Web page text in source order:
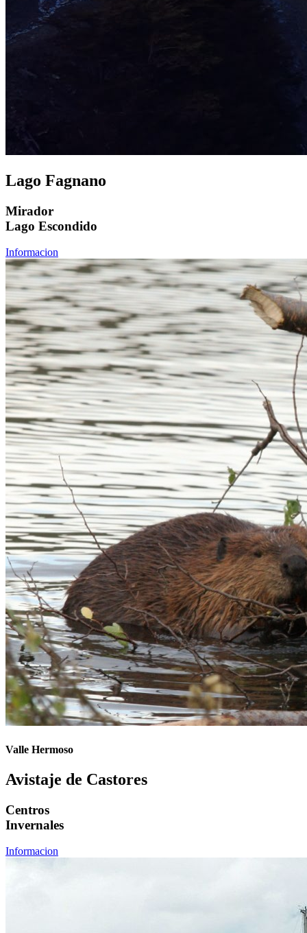
Lago Fagnano
Mirador
Lago Escondido
Informacion
Valle Hermoso
Avistaje de Castores
Centros
Invernales
Informacion